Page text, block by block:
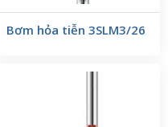
Bơm hỏa tiễn 3SLM3/26